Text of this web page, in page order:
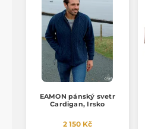
EAMON pánský svetr
Cardigan, Irsko
2 150 Kč